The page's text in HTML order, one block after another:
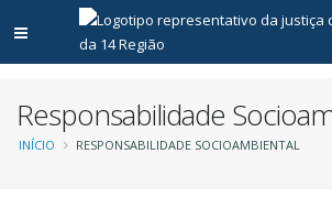
Abrir menu principal
Responsabilidade
Trilha
INÍCIO RESPONSABILIDADE SOCIOAMBIENTAL